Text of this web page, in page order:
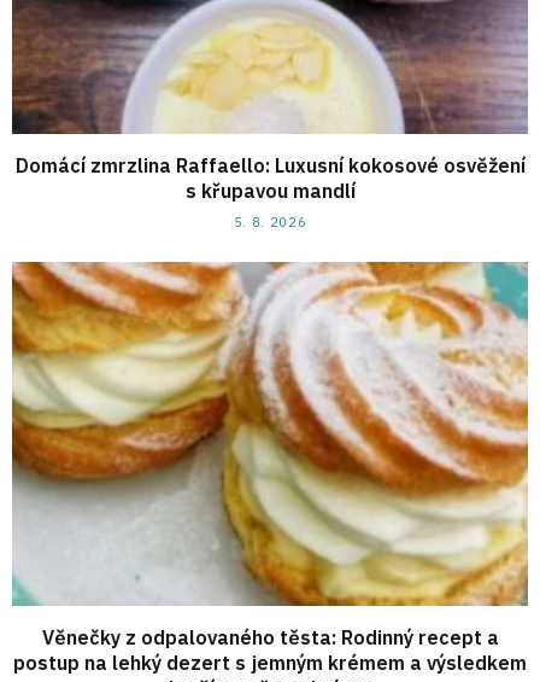
Domácí zmrzlina Raffaello: Luxusní kokosové osvěžení
s křupavou mandlí
5. 8. 2026
Věnečky z odpalovaného těsta: Rodinný recept a
postup na lehký dezert s jemným krémem a výsledkem